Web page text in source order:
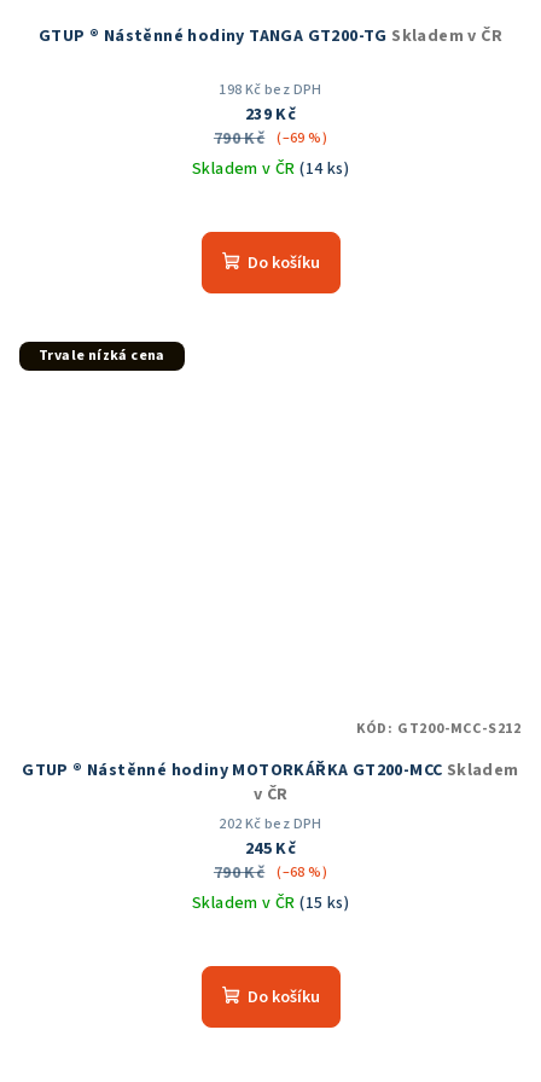
GTUP ® Nástěnné hodiny TANGA GT200-TG Skladem v ČR
198 Kč bez DPH
239 Kč
790 Kč (–69 %)
Skladem v ČR(14 ks)
hodnocení
produktu
Do košíku
Trvale nízká cena
GTUP ® Nástěnné hodiny MOTORKÁŘKA GT200-MCC Skladem
v ČR
202 Kč bez DPH
245 Kč
790 Kč (–68 %)
Skladem v ČR(15 ks)
hodnocení
produktu
Do košíku
KÓD: GT200-MCC-S212